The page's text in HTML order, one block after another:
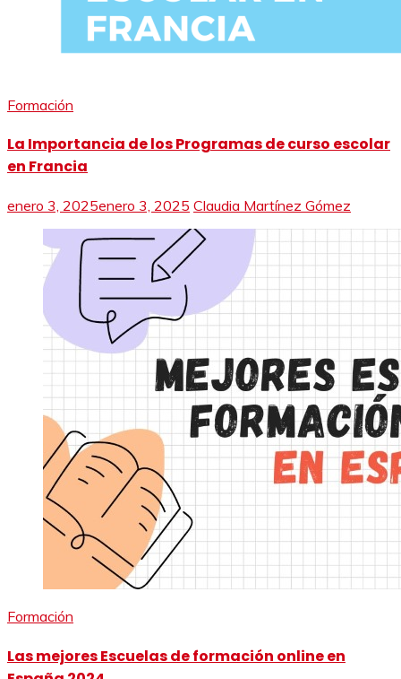
Formación
La Importancia de los Programas de curso escolar
en Francia
enero 3, 2025enero 3, 2025 Claudia Martínez Gómez
Formación
Las mejores Escuelas de formación online en